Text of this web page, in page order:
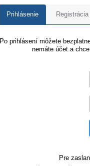
Prihlásenie Registrácia
Po prihlásení môžete
nemáte účet a
Pre